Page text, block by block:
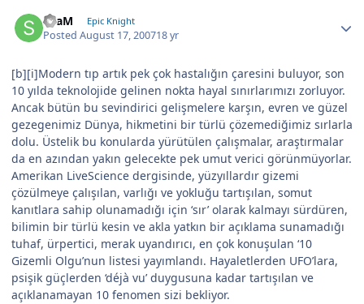
SLaM Epic Knight
PostedAugust 17, 200718 yr
[b][i]Modern tıp artık pek çok hastalığın çaresini buluyor, son
10 yılda teknolojide gelinen nokta hayal sınırlarımızı zorluyor.
Ancak bütün bu sevindirici gelişmelere karşın, evren ve güzel
gezegenimiz Dünya, hikmetini bir türlü çözemediğimiz sırlarla
dolu. Üstelik bu konularda yürütülen çalışmalar, araştırmalar
da en azından yakın gelecekte pek umut verici görünmüyorlar.
Amerikan LiveScience dergisinde, yüzyıllardır gizemi
çözülmeye çalışılan, varlığı ve yokluğu tartışılan, somut
kanıtlara sahip olunamadığı için ‘sır’ olarak kalmayı sürdüren,
bilimin bir türlü kesin ve akla yatkın bir açıklama sunamadığı
tuhaf, ürpertici, merak uyandırıcı, en çok konuşulan ‘10
Gizemli Olgu’nun listesi yayımlandı. Hayaletlerden UFO’lara,
psişik güçlerden ‘déjà vu’ duygusuna kadar tartışılan ve
açıklanamayan 10 fenomen sizi bekliyor.